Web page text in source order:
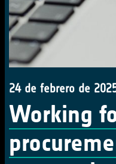
24 de febrero de
Working